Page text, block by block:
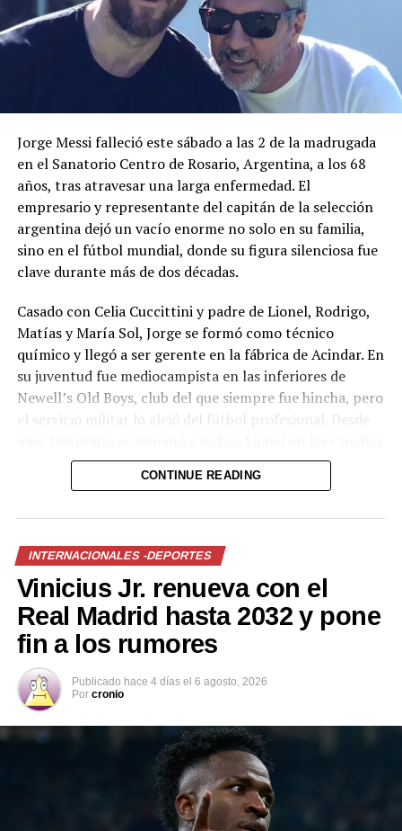
Jorge Messi falleció este sábado a las 2 de la madrugada
en el Sanatorio Centro de Rosario, Argentina, a los 68
años, tras atravesar una larga enfermedad. El
empresario y representante del capitán de la selección
argentina dejó un vacío enorme no solo en su familia,
sino en el fútbol mundial, donde su figura silenciosa fue
clave durante más de dos décadas.
Casado con Celia Cuccittini y padre de Lionel, Rodrigo,
Matías y María Sol, Jorge se formó como técnico
químico y llegó a ser gerente en la fábrica de Acindar. En
su juventud fue mediocampista en las inferiores de
Newell’s Old Boys, club del que siempre fue hincha, pero
el servicio militar lo alejó del fútbol profesional. Desde
de Malvinas y en el club Grandoli, y fue el primero en
apostar por su talento.
Jorge Messi junto a su esposa, Celia María Cuccittini, y su hija, María
Sol Messi, en la boda de Lionel Messi con Antonela Roccuzzo (AFP
PHOTO / EITAN ABRAMOVICH)
Cuando Lionel necesitó un costoso tratamiento
CONTINUE READING
INTERNACIONALES -DEPORTES
Vinicius Jr. renueva con el
Real Madrid hasta 2032 y pone
fin a los rumores
Publicado hace 4 días el 6 agosto, 2026
Por cronio